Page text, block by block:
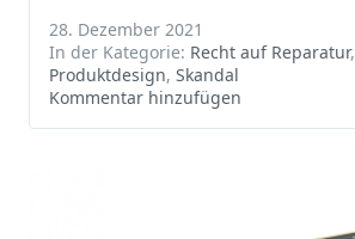
28. Dezember 2021
In der Kategorie: Recht auf Reparatur,
Produktdesign, Skandal
Kommentar hinzufügen